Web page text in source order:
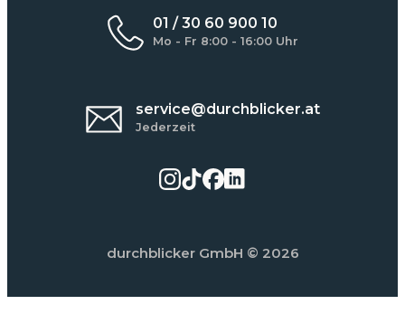
01 / 30 60 900 10
Mo - Fr 8:00 - 16:00 Uhr
service@durchblicker.at
Jederzeit
durchblicker GmbH © 2026